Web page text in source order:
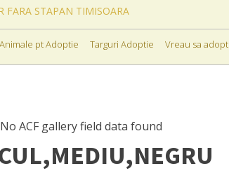
FARA STAPAN TIMISOARA
Animale pt Adoptie Targuri Adoptie Vreau sa adopt
No ACF gallery field data found